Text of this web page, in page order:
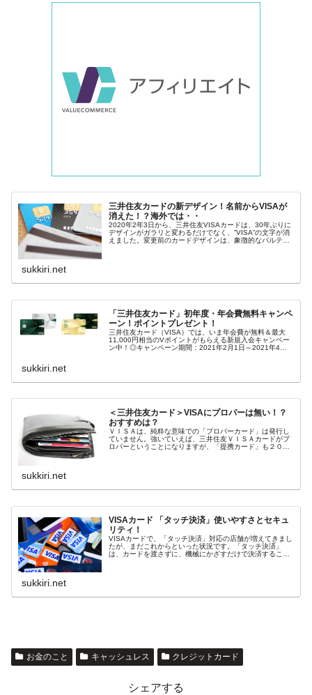
三井住友カードの新デザイン！名前からVISAが
消えた！？海外では・・
2020年2年3日から、三井住友VISAカードは、30年ぶりに
デザインがガラリと変わるだけでなく、”VISA”の文字が消
えました。変更前のカードデザインは、象徴的なパルテノ
sukkiri.net
「三井住友カード」初年度・年会費無料キャンペ
ーン！ポイントプレゼント！
三井住友カード（VISA）では、いま年会費が無料＆最大
11,000円相当のVポイントがもらえる新規入会キャンペー
ン中！◎キャンペーン期間：2021年2月1日～2021年4月
sukkiri.net
＜三井住友カード＞VISAにプロパーは無い！？
おすすめは？
ＶＩＳＡは、純粋な意味での「プロパーカード」は発行し
ていません。強いていえば、三井住友ＶＩＳＡカードがプ
ロパーということになりますが、「提携カード」も２００
sukkiri.net
VISAカード 「タッチ決済」使いやすさとセキュ
リティ！
VISAカードで、「タッチ決済」対応の店舗が増えてきまし
たが、まだこれからといった状況です。「タッチ決済」
は、カードを渡さずに、機械にかざすだけで決済すること
sukkiri.net
お金のこと キャッシュレス クレジットカード
シェアする